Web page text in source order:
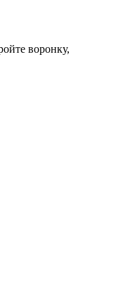
воронку,